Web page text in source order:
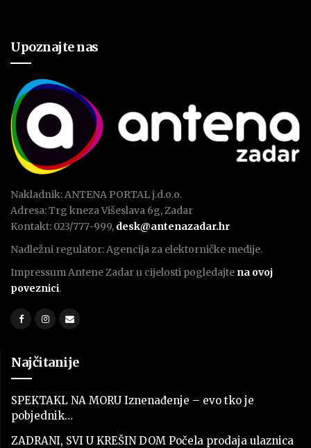
Upoznajte nas
Nakladnik: ANTENA PORTAL j.d.o.o.
Adresa: Trg kneza Višeslava 6g, Zadar
Kontakt: 023/777-999, desk@antenazadar.hr
Nadležni regulator: Agencija za elektorničke medije.
Impressum Antene Zadar u cijelosti pogledajte na ovoj
poveznici.
Najčitanije
SPEKTAKL NA MORU Iznenađenje – evo tko je
pobjednik…
ZADRANI, SVI U KREŠIN DOM Počela prodaja ulaznica